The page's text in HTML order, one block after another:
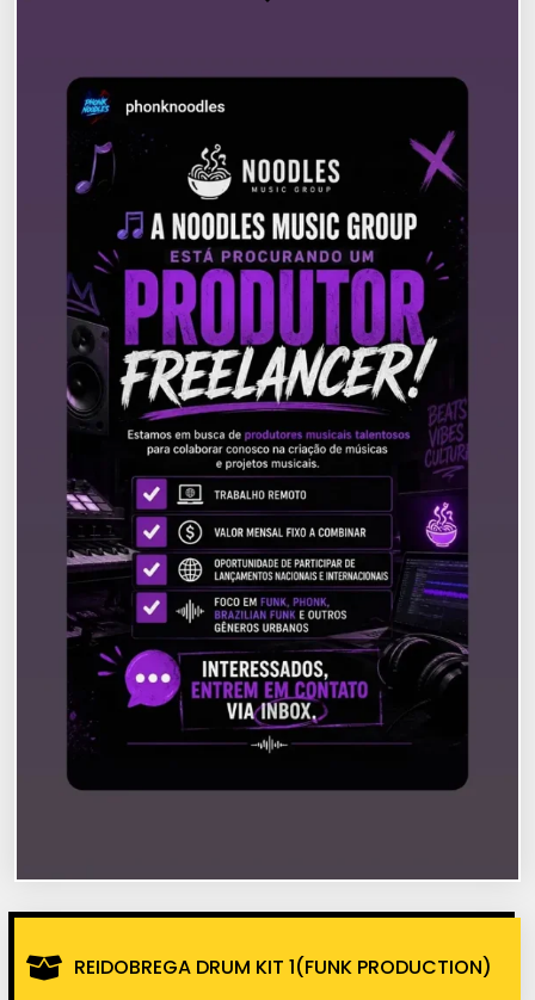
REIDOBREGA DRUM KIT 1(FUNK PRODUCTION)